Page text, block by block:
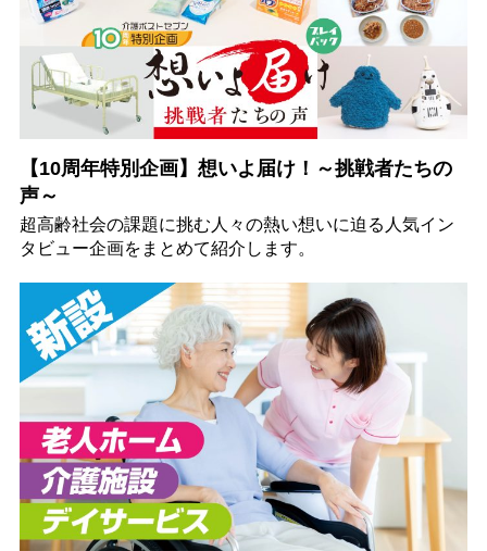
【10周年特別企画】想いよ届け！～挑戦者たちの
声～
超高齢社会の課題に挑む人々の熱い想いに迫る人気イン
タビュー企画をまとめて紹介します。